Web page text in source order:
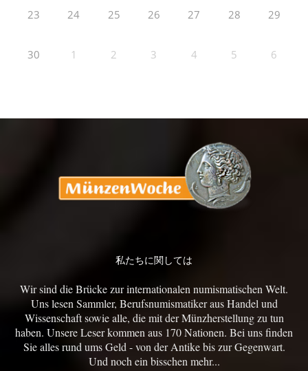
23 24 25 26 27 28 29
30 1 2 3 4 5 6
私たちに関しては
Wir sind die Brücke zur internationalen numismatischen Welt.
Uns lesen Sammler, Berufsnumismatiker aus Handel und
Wissenschaft sowie alle, die mit der Münzherstellung zu tun
haben. Unsere Leser kommen aus 170 Nationen. Bei uns finden
Sie alles rund ums Geld - von der Antike bis zur Gegenwart.
Und noch ein bisschen mehr...